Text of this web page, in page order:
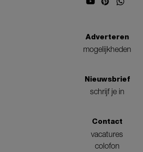
Adverteren
mogelijkheden
Nieuwsbrief
schrijf je in
Contact
vacatures
colofon